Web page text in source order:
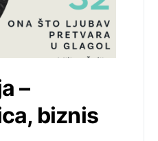
–
biznis